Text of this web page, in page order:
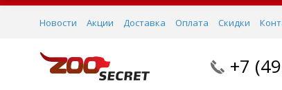
Новости Акции Доставка Оплата Скидки
+7